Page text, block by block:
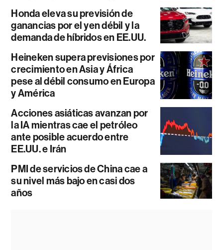
Honda eleva su previsión de
ganancias por el yen débil y la
demanda de híbridos en EE.UU.
Heineken supera previsiones por
crecimiento en Asia y África
pese al débil consumo en Europa
y América
Acciones asiáticas avanzan por
la IA mientras cae el petróleo
ante posible acuerdo entre
EE.UU. e Irán
PMI de servicios de China cae a
su nivel más bajo en casi dos
años